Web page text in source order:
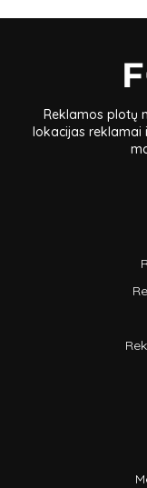
Reklamos plotų
lokacijas reklamai